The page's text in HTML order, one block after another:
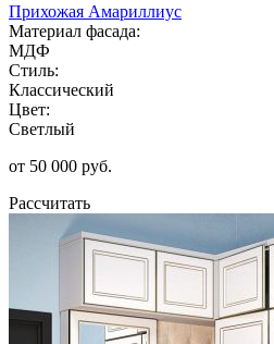
Прихожая Амариллиус
Материал фасада:
МДФ
Стиль:
Классический
Цвет:
Светлый
от 50 000 руб.
Рассчитать